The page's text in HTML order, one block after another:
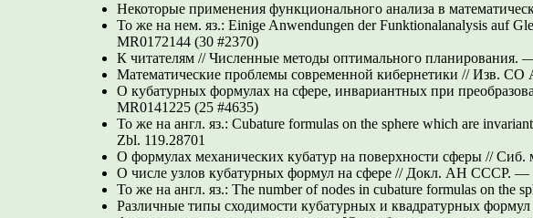
Некоторые применения функционального анализа в
То же на нем. яз.: Einige Anwendungen der Funktionalanalysis auf
MR0172144 (30 #2370)
К читателям // Численные методы оптимального
Математические проблемы современной кибернетики //
О кубатурных формулах на сфере, инвариантных при
MR0141225 (25 #4635)
То же на англ. яз.: Cubature formulas on the sphere which are
Zbl. 119.28701
О формулах механических кубатур на поверхности сферы //
О числе узлов кубатурных формул на сфере // Докл. АН СССР.
То же на англ. яз.: The number of nodes in cubature formulas on
Различные типы сходимости кубатурных и квадратурных